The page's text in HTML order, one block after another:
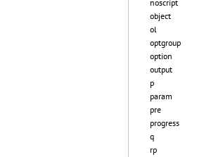
noscript
object
ol
optgroup
option
output
p
param
pre
progress
q
rp